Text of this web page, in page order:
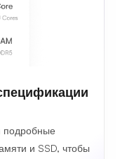
подробные
и SSD, чтобы